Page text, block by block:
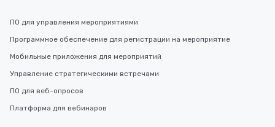
ПО для управления мероприятиями
Программное обеспечение для регистрации на мероприятие
Мобильные приложения для мероприятий
Управление стратегическими встречами
ПО для веб-опросов
Платформа для вебинаров